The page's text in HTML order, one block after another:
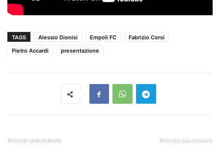
TAGS Alessio Dionisi Empoli FC
Fabrizio Corsi
Pietro Accardi
presentazione
Articolo precedente Articolo successivo